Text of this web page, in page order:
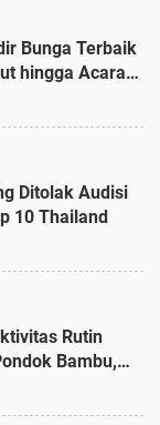
Bunga Terbaik
hingga Acara
Ditolak Audisi
10 Thailand
Rutin
Bambu,